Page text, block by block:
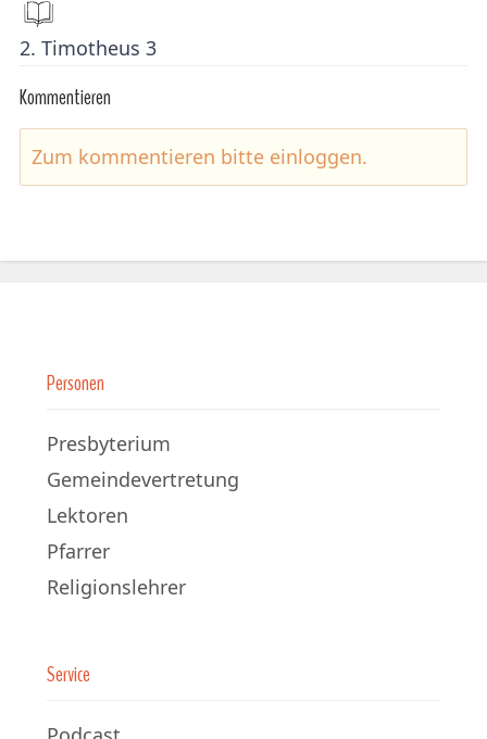
2. Timotheus 3
Kommentieren
Zum kommentieren bitte einloggen.
Personen
Presbyterium
Gemeindevertretung
Lektoren
Pfarrer
Religionslehrer
Service